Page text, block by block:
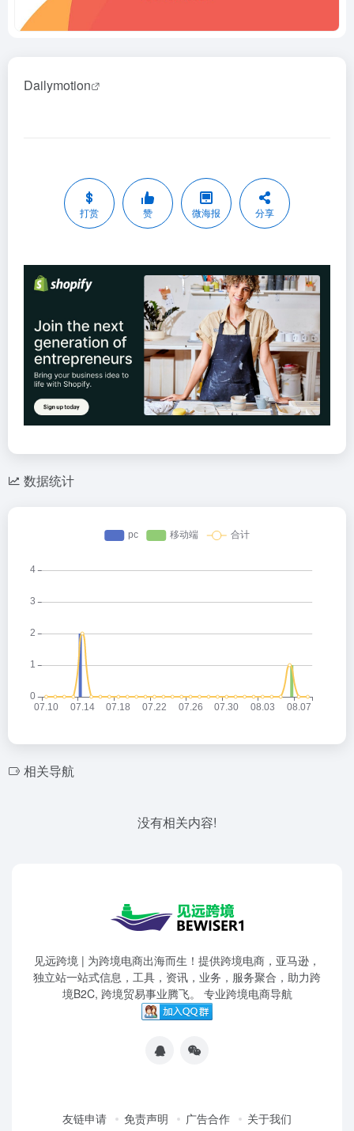
Dailymotion
打赏 赞 微海报 分享
数据统计
相关导航
没有相关内容!
见远跨境 | 为跨境电商出海而生！提供跨境电商，亚马逊，
独立站一站式信息，工具，资讯，业务，服务聚合，助力跨
境B2C, 跨境贸易事业腾飞。 专业跨境电商导航
友链申请 免责声明 广告合作 关于我们